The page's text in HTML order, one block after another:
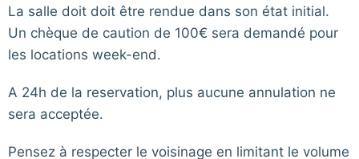
La salle doit doit être rendue dans son état initial.
Un chèque de caution de 100€ sera demandé pour
les locations week-end.
A 24h de la reservation, plus aucune annulation ne
sera acceptée.
Pensez à respecter le voisinage en limitant le volume